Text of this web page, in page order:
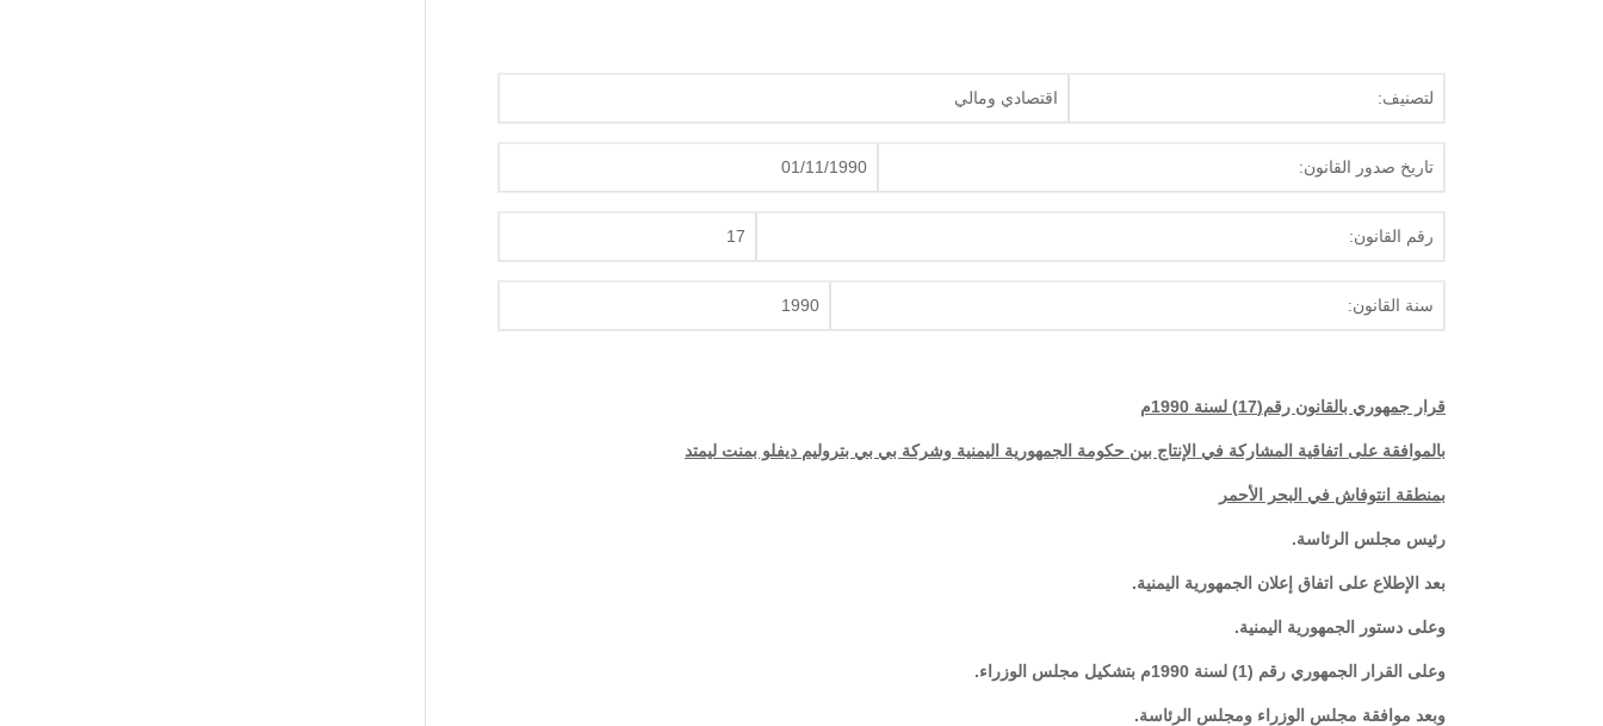
لتصنيف: اقتصادي ومالي
تاريخ صدور القانون: 01/11/1990
رقم القانون: 17
سنة القانون: 1990
قرار جمهوري بالقانون رقم(17) لسنة 1990م
بالموافقة على اتفاقية المشاركة في الإنتاج بين حكومة الجمهورية اليمنية وشركة بي بي بتروليم ديفلو بمنت ليمتد
بمنطقة انتوفاش في البحر الأحمر
رئيس مجلس الرئاسة.
بعد الإطلاع على اتفاق إعلان الجمهورية اليمنية.
وعلى دستور الجمهورية اليمنية.
وعلى القرار الجمهوري رقم (1) لسنة 1990م بتشكيل مجلس الوزراء .
وبعد موافقة مجلس الوزراء ومجلس الرئاسة.